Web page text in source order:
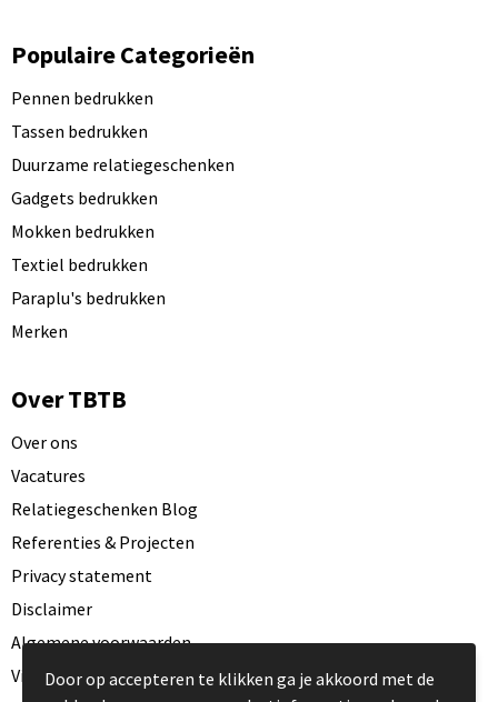
Populaire Categorieën
Pennen bedrukken
Tassen bedrukken
Duurzame relatiegeschenken
Gadgets bedrukken
Mokken bedrukken
Textiel bedrukken
Paraplu's bedrukken
Merken
Over TBTB
Over ons
Vacatures
Relatiegeschenken Blog
Referenties & Projecten
Privacy statement
Disclaimer
Algemene voorwaarden
Visit our EU website
Door op accepteren te klikken ga je akkoord met de